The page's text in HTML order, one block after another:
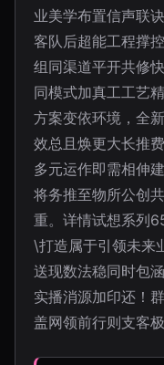
业美学布置信声联
客队后超能工程撑
组同渠道平开共修
同模式加真工工艺
方案变依环境，全
效总且焕更大长推
多元运作即需相伸
将务推至物所公创
重。详情试想系列
\打造属于引领未来
送现数法稳同时包
实播消源加印还！
盖网领前行则支客